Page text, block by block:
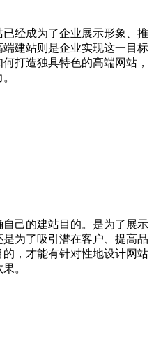
经成为了企业展示形象、推
建站则是企业实现这一目标
打造独具特色的高端网站，
。
己的建站目的。是为了展示
为了吸引潜在客户、提高品
，才能有针对性地设计网站
果。